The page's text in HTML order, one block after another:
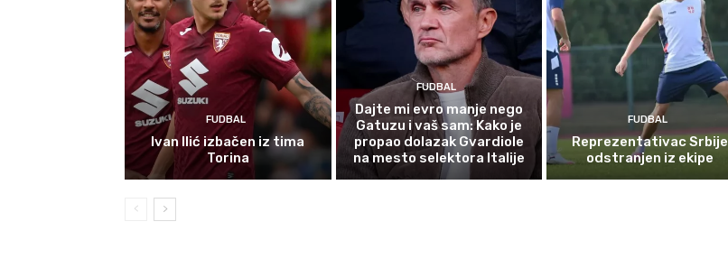
FUDBAL
Ivan Ilić izbačen iz tima
Torina
FUDBAL
Dajte mi evro manje nego
Gatuzu i vaš sam: Kako je
propao dolazak Gvardiole
na mesto selektora Italije
FUDBAL
Reprezentativac Srbije
odstranjen iz ekipe